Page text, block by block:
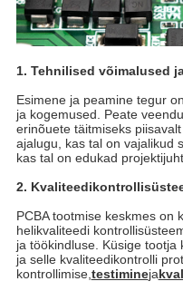
1. Tehnilised võimalused
Esimene ja peamine tegur
ja kogemused. Peate
erinõuete täitmiseks
ajalugu, kas tal on vajalikud
kas tal on edukad
2.
PCBA tootmise keskmes on
helikvaliteedi
ja töökindluse. Küsige
ja selle kvaliteedikontrolli
kontrollimise, testimineja